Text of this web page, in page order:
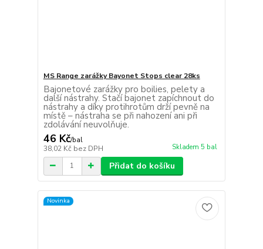
MS Range zarážky Bayonet Stops clear 28ks
Bajonetové zarážky pro boilies, pelety a
další nástrahy. Stačí bajonet zapíchnout do
nástrahy a díky protihrotům drží pevně na
místě – nástraha se při nahození ani při
zdolávání neuvolňuje.
46 Kč/bal
38,02 Kč bez DPH Skladem 5 bal
Přidat do košíku
Novinka